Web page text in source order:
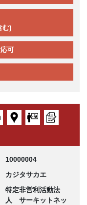
む)
可
10000004
カジタサカエ
特定非営利活動法
人 サーキットネッ